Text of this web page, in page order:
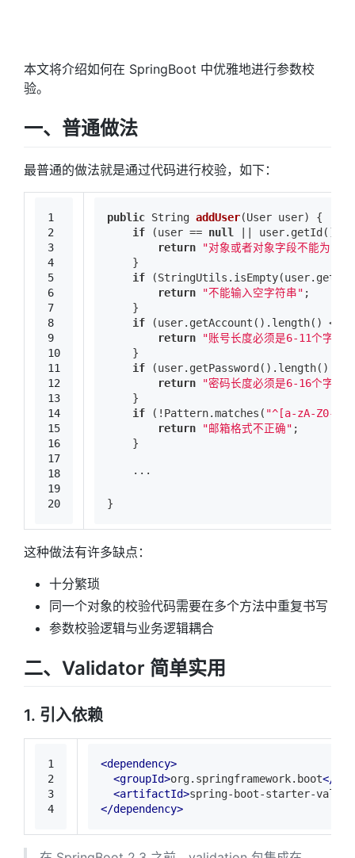
本文将介绍如何在 SpringBoot 中优雅地进行参数校
验。
一、普通做法
最普通的做法就是通过代码进行校验，如下：
1
2
3
4
5
6
7
8
9
10
11
12
13
14
15
16
17
18
19
20
public String addUser(User user)
{
if (user == null
|| user.getId()
return
"对象或者对象字段不能为空"
    }
if
return
"不能输入空字符串" ;
    }
if (user.getAccount().length() <
return
"账号长度必须是6-11个字符"
    }
if (user.getPassword().length() <
return
"密码长度必须是6-16个字符"
    }
if (!Pattern.matches( "^[a-zA-Z0-
return
"邮箱格式不正确" ;
    }
    ···
}
这种做法有许多缺点：
十分繁琐
同一个对象的校验代码需要在多个方法中重复书写
参数校验逻辑与业务逻辑耦合
二、Validator 简单实用
1. 引入依赖
1
2
3
4
<dependency>
<groupId>org.springframework.boot</
<artifactId>spring-boot-starter-
</dependency>